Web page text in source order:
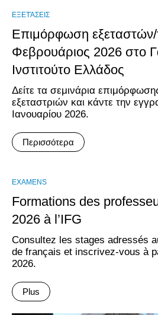
ΕΞΕΤΆΣΕΙΣ
Επιμόρφωση εξεταστών/
Φεβρουάριος 2026 στο
Ινστιτούτο Ελλάδος
Δείτε τα σεμινάρια
εξεταστριών και κάντε την
Ιανουαρίου 2026.
Περισσότερα
EXAMENS
Formations des
2026 à l’IFG
Consultez les stages adressés
de français et inscrivez-vous à
2026.
Plus